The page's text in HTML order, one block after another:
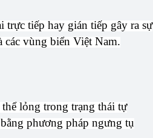
trực tiếp hay gián tiếp gây ra sự
các vùng biển Việt Nam.
lỏng trong trạng thái tự
phương pháp ngưng tụ